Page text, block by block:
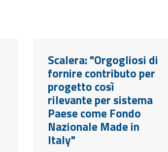
Scalera: "Orgogliosi di
fornire contributo per
progetto così
rilevante per sistema
Paese come Fondo
Nazionale Made in
Italy"